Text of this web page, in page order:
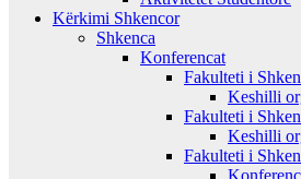
Kërkimi Shkencor
Shkenca
Konferencat
Fakulteti i
Keshilli
Fakulteti i
Keshilli
Fakulteti i